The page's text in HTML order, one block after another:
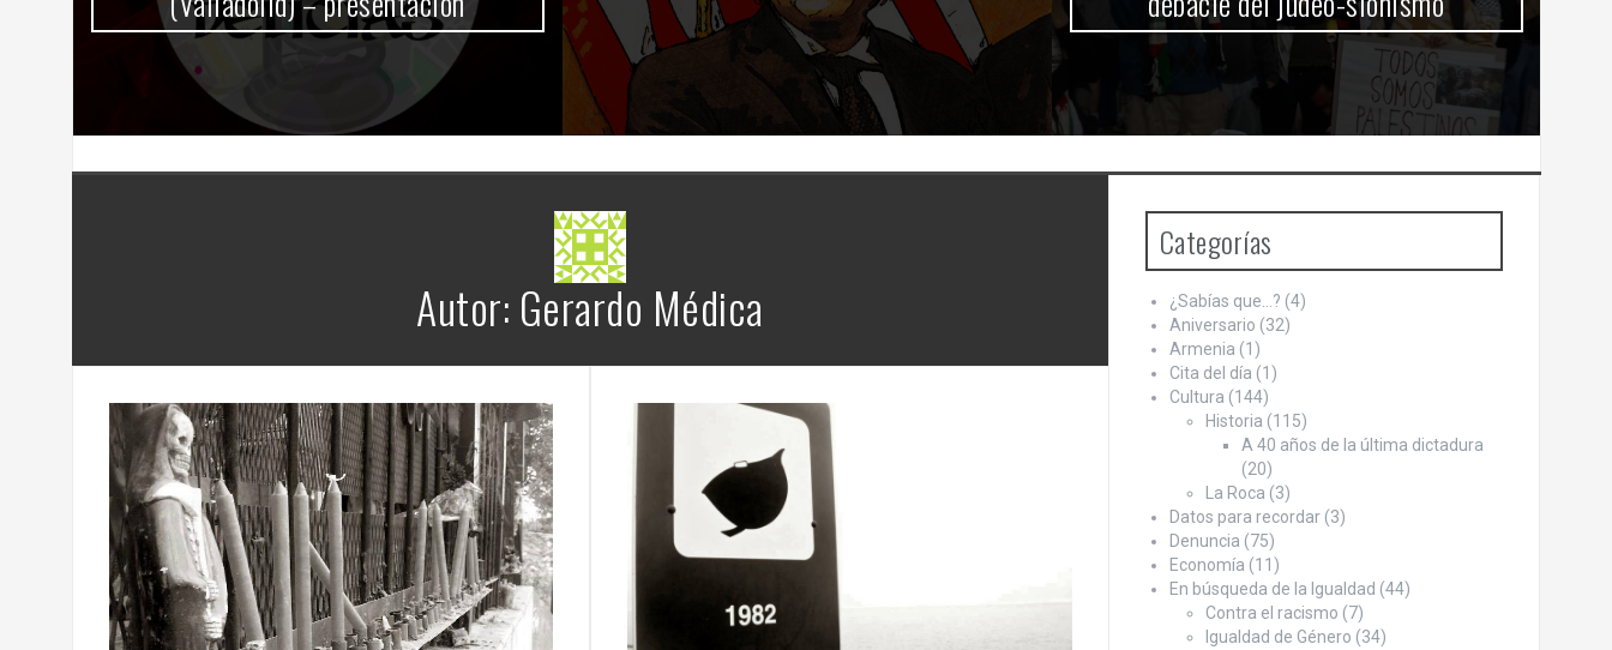
Autor: Gerardo Médica
Categorías
¿Sabías que…? (4)
Aniversario (32)
Armenia (1)
Cita del día (1)
Cultura (144)
Historia (115)
A 40 años de la última dictadura
(20)
La Roca (3)
Datos para recordar(3)
Denuncia (75)
Economía (11)
En búsqueda de la Igualdad (44)
Contra el racismo (7)
Igualdad de Género (34)